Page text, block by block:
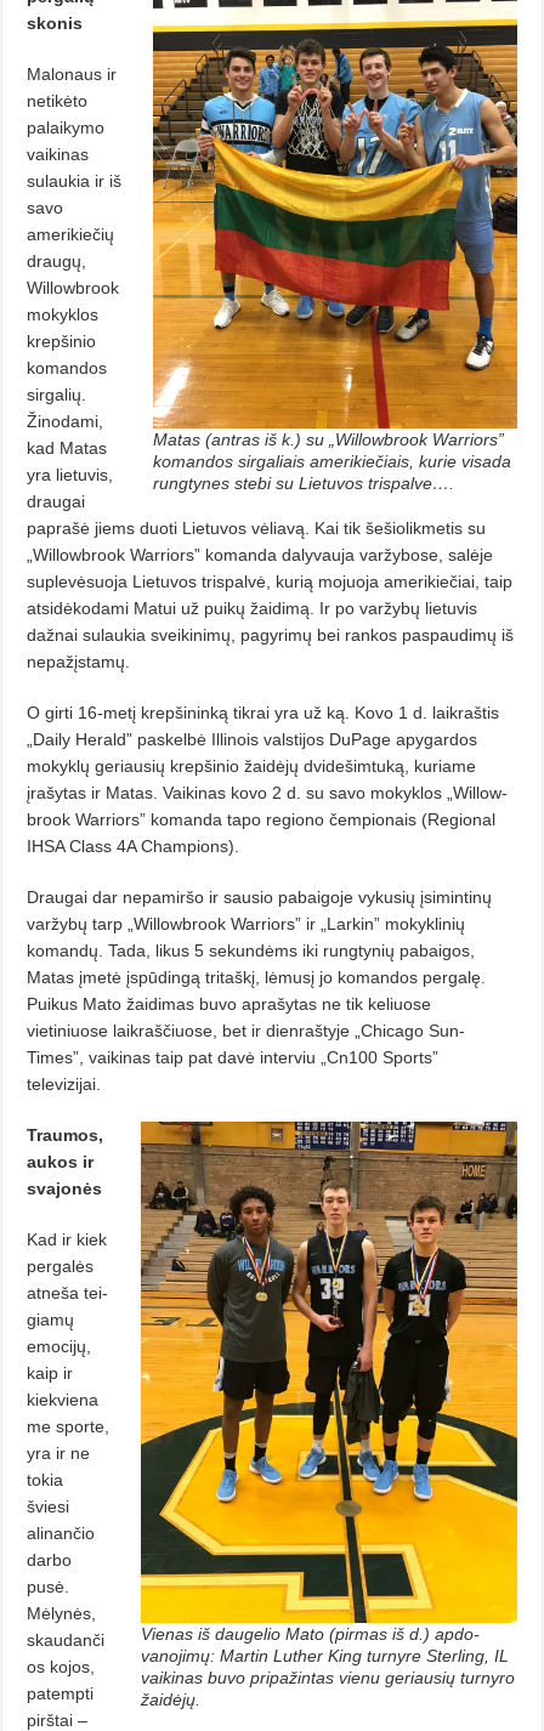
Matas (antras iš k.) su „Willowbrook Warriors”
komandos sirgaliais amerikiečiais, kurie visada
rungtynes stebi su Lietuvos trispalve….
skonis
Malonaus ir
netikėto
palaikymo
vaikinas
sulaukia ir iš
savo
amerikie­čių
draugų,
Willowbrook
mokyklos
krep­šinio
komandos
sirgalių.
Žino­dami,
kad Matas
yra lietuvis,
draugai
paprašė jiems duoti Lietuvos vėliavą. Kai tik šešiolikmetis su
„Willow­brook Warriors” komanda dalyvauja varžybose, salėje
suplevėsuoja Lietu­vos trispalvė, kurią mojuoja ameri­kiečiai, taip
atsidėkodami Ma­tui už puikų žaidimą. Ir po varžybų lietuvis
dažnai sulaukia sveikinimų, pagyri­mų bei rankos paspaudimų iš
nepa­žįstamų.
O girti 16-metį krepšininką tikrai yra už ką. Kovo 1 d. laikraštis
„Daily Herald” paskelbė Illinois valstijos DuPage apygardos
mokyklų geriau­sių krepšinio žaidėjų dvidešimtuką, kuriame
įrašytas ir Matas. Vaikinas kovo 2 d. su savo mokyklos „Willow­
brook Warriors” komanda tapo regiono čempionais (Regional
IHSA Class 4A Champions).
Draugai dar nepamiršo ir sausio pabaigoje vykusių įsimintinų
varžybų tarp „Willowbrook Warriors” ir „Larkin” mokyklinių
komandų. Ta­da, likus 5 sekundėms iki rungtynių pabaigos,
Matas įmetė įspūdingą tritaškį, lėmusį jo komandos pergalę.
Puikus Mato žaidimas buvo aprašytas ne tik keliuose
vietiniuose laik­raš­čiuose, bet ir dienraštyje „Chicago Sun-
Times”, vaikinas taip pat davė interviu „Cn100 Sports”
televizijai.
Vienas iš daugelio Mato (pirmas iš d.) apdo­
vanojimų: Martin Luther King turnyre Sterling, IL
vaikinas buvo pripažintas vienu geriausių turnyro
žaidėjų.
Traumos,
aukos ir
svajonės
Kad ir kiek
pergalės
atneša tei­
gia­mų
emocijų,
kaip ir
kiekviena
me sporte,
yra ir ne
tokia
šviesi
alinan­čio
darbo
pusė.
Mėlynės,
skaudanči
os kojos,
patempti
pirštai –